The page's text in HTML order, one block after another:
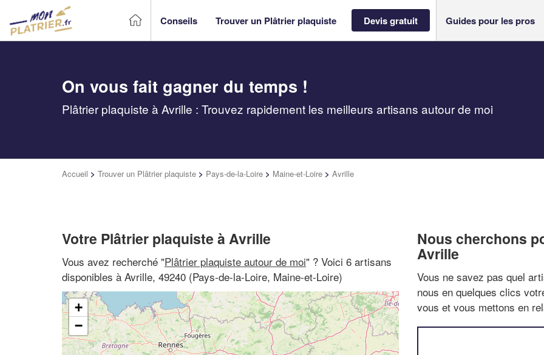
Conseils Trouver un Plâtrier plaquiste Devis gratuit Guides pour les pros
On vous fait gagner du temps !
Plâtrier plaquiste à Avrille : Trouvez rapidement les meilleurs artisans autour de moi
Accueil > Trouver un Plâtrier plaquiste > Pays-de-la-Loire > Maine-et-Loire > Avrille
Votre Plâtrier plaquiste à Avrille
Vous avez recherché "Plâtrier plaquiste autour de moi" ? Voici 6 artisans
disponibles à Avrille, 49240 (Pays-de-la-Loire, Maine-et-Loire)
+
−
Nous cherchons
Avrille
Vous ne savez pas quel
nous en quelques clics
vous et vous mettons en